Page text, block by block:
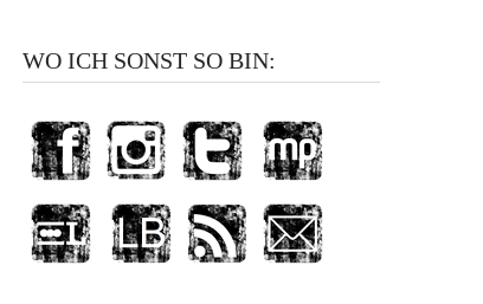
WO ICH SONST SO BIN: